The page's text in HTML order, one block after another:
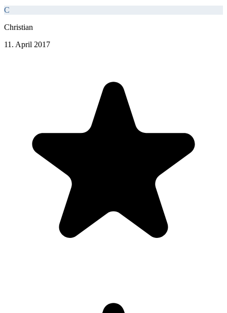
C
Christian
11. April 2017